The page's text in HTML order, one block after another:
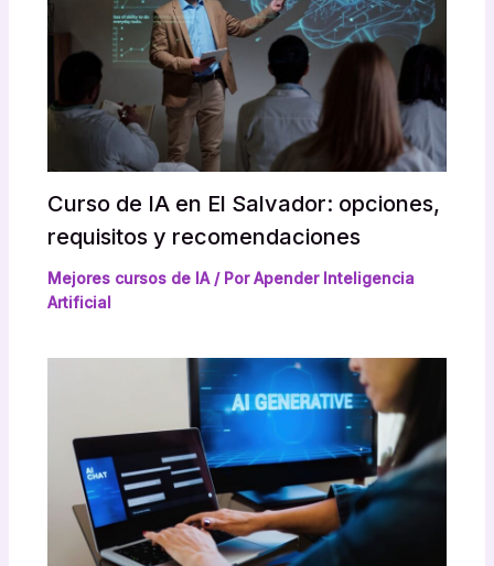
Curso de IA en El Salvador: opciones,
requisitos y recomendaciones
Mejores cursos de IA/ PorApender Inteligencia
Artificial